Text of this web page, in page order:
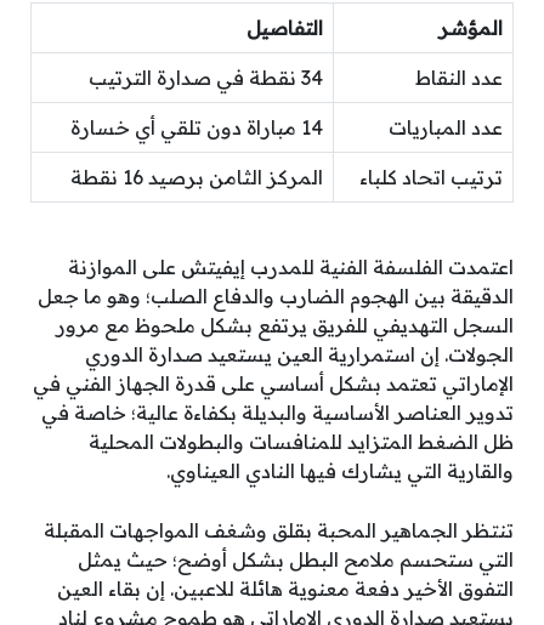
المؤشر التفاصيل
عدد النقاط 34 نقطة في صدارة الترتيب
عدد المباريات 14 مباراة دون تلقي أي خسارة
ترتيب اتحاد كلباء المركز الثامن برصيد 16 نقطة
اعتمدت الفلسفة الفنية للمدرب إيفيتش على الموازنة
الدقيقة بين الهجوم الضارب والدفاع الصلب؛ وهو ما جعل
السجل التهديفي للفريق يرتفع بشكل ملحوظ مع مرور
الجولات. إن استمرارية العين يستعيد صدارة الدوري
الإماراتي تعتمد بشكل أساسي على قدرة الجهاز الفني في
تدوير العناصر الأساسية والبديلة بكفاءة عالية؛ خاصة في
ظل الضغط المتزايد للمنافسات والبطولات المحلية
والقارية التي يشارك فيها النادي العيناوي.
تنتظر الجماهير المحبة بقلق وشغف المواجهات المقبلة
التي ستحسم ملامح البطل بشكل أوضح؛ حيث يمثل
التفوق الأخير دفعة معنوية هائلة للاعبين. إن بقاء العين
يستعيد صدارة الدوري الإماراتي هو طموح مشروع لنادٍ